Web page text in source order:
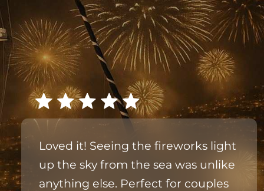
Loved it! Seeing the fireworks light
up the sky from the sea was unlike
anything else. Perfect for couples